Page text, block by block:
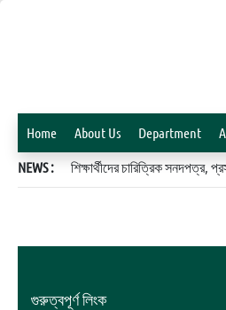
Home About Us Department
NEWS : শিক্ষার্থীদের চারিত্রিক
গুরুত্বপূর্ণ লিংক